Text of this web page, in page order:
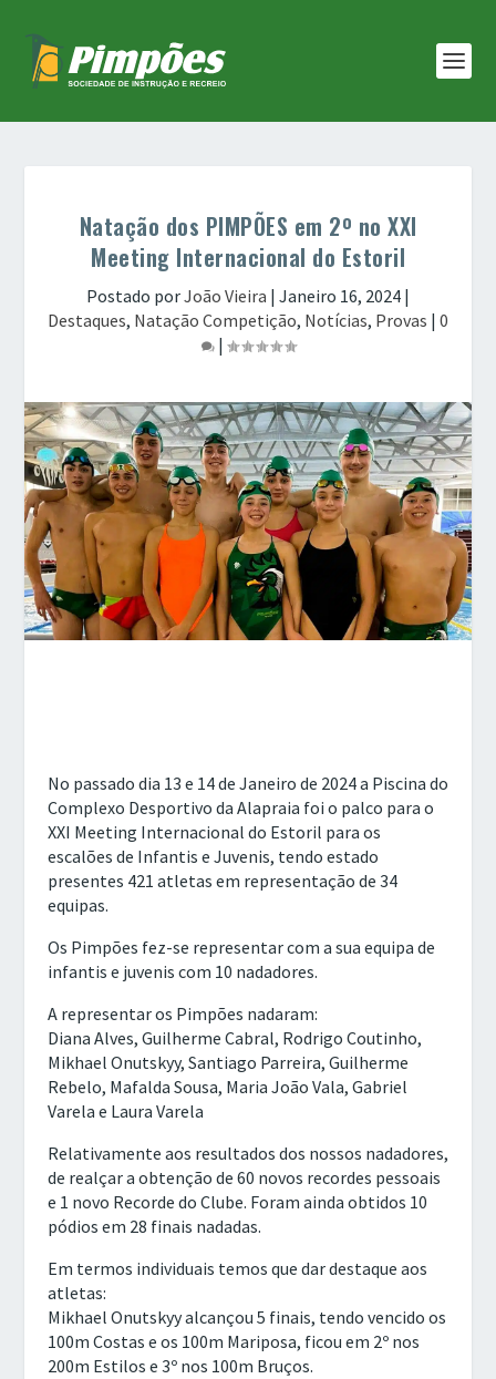
Natação dos PIMPÕES em 2º no XXI
Meeting Internacional do Estoril
Postado porJoão Vieira | Janeiro 16, 2024 |
Destaques, Natação Competição, Notícias, Provas | 0
|
No passado dia 13 e 14 de Janeiro de 2024 a Piscina do
Complexo Desportivo da Alapraia foi o palco para o
XXI Meeting Internacional do Estoril para os
escalões de Infantis e Juvenis, tendo estado
presentes 421 atletas em representação de 34
equipas.
Os Pimpões fez-se representar com a sua equipa de
infantis e juvenis com 10 nadadores.
A representar os Pimpões nadaram:
Diana Alves, Guilherme Cabral, Rodrigo Coutinho,
Mikhael Onutskyy, Santiago Parreira, Guilherme
Rebelo, Mafalda Sousa, Maria João Vala, Gabriel
Varela e Laura Varela
Relativamente aos resultados dos nossos nadadores,
de realçar a obtenção de 60 novos recordes pessoais
e 1 novo Recorde do Clube. Foram ainda obtidos 10
pódios em 28 finais nadadas.
Em termos individuais temos que dar destaque aos
atletas:
Mikhael Onutskyy alcançou 5 finais, tendo vencido os
100m Costas e os 100m Mariposa, ficou em 2º nos
200m Estilos e 3º nos 100m Bruços.